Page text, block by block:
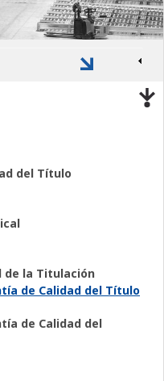
del Título
de la Titulación
de Calidad del Título
de Calidad del